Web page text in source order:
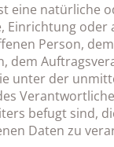
eine natürliche
Einrichtung oder
Person, dem
dem
unter der
befugt sind,
Daten zu